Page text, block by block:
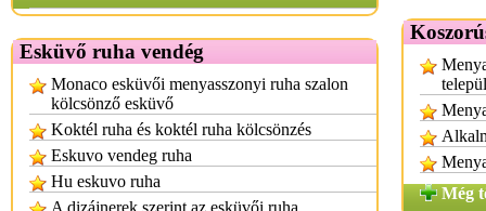
Esküvő ruha vendég
Monaco esküvői menyasszonyi ruha szalon
kölcsönző esküvő
Koktél ruha és koktél ruha kölcsönzés
Eskuvo vendeg ruha
Hu eskuvo ruha
A dizájnerek szerint az esküvői ruha
Még